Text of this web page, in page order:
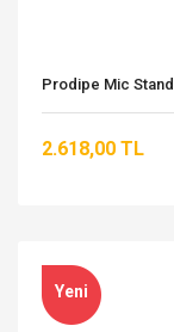
Prodipe Mic Stand
2.618,00 TL
Yeni